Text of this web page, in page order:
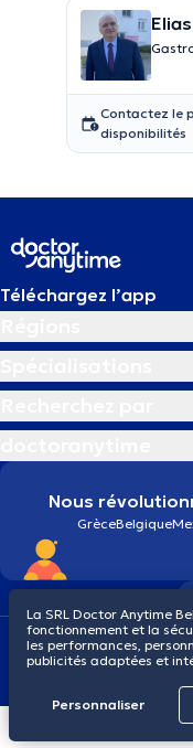
Contactez le
disponibilités
Téléchargez l’app
Nous
GrèceBelgique
Conditions
©
La SRL Doctor Anytime
fonctionnement et la
les performances,
publicités adaptées et
Personnaliser